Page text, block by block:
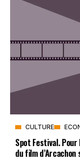
CULTURE
Spot Festival.
du film d’Arcachon